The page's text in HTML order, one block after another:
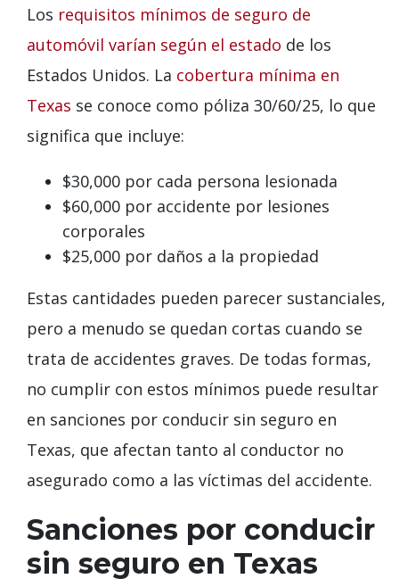
Los requisitos mínimos de seguro de
automóvil varían según el estado de los
Estados Unidos. La cobertura mínima en
Texas se conoce como póliza 30/60/25, lo que
significa que incluye:
$30,000 por cada persona lesionada
$60,000 por accidente por lesiones
corporales
$25,000 por daños a la propiedad
Estas cantidades pueden parecer sustanciales,
pero a menudo se quedan cortas cuando se
trata de accidentes graves. De todas formas,
no cumplir con estos mínimos puede resultar
en sanciones por conducir sin seguro en
Texas, que afectan tanto al conductor no
asegurado como a las víctimas del accidente.
Sanciones por conducir
sin seguro en Texas